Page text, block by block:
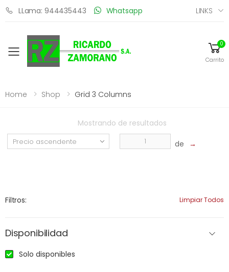
LLama: 944435443 Whatsapp LINKS
Toggle mobile menu
0
Carrito
Home Shop Grid 3 Columns
Mostrando de resultados
de →
Filtros: Limpiar Todos
Disponibilidad
Solo disponibles